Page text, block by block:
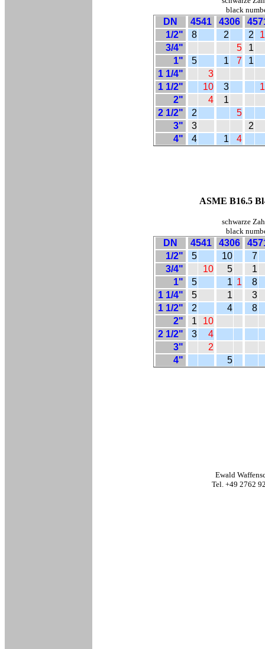
black
DN 4541 4306
1/2"
8 2 2
3/4"
5
1
1"
5 1 7 1
1 1/4"
3
1 1/2"
10 3
2"
4 1
2 1/2"
2 5
3"
3
2
4"
4 1 4
ASME B16.5
schwarze
black
DN 4541 4306
1/2"
5 10
7
3/4"
10 5 1
1"
5 1 1
8
1 1/4"
5 1
3
1 1/2"
2 4
8
2"
1 10
2 1/2"
3 4
3"
2
4"
5
Ewald
Tel. +49 2762